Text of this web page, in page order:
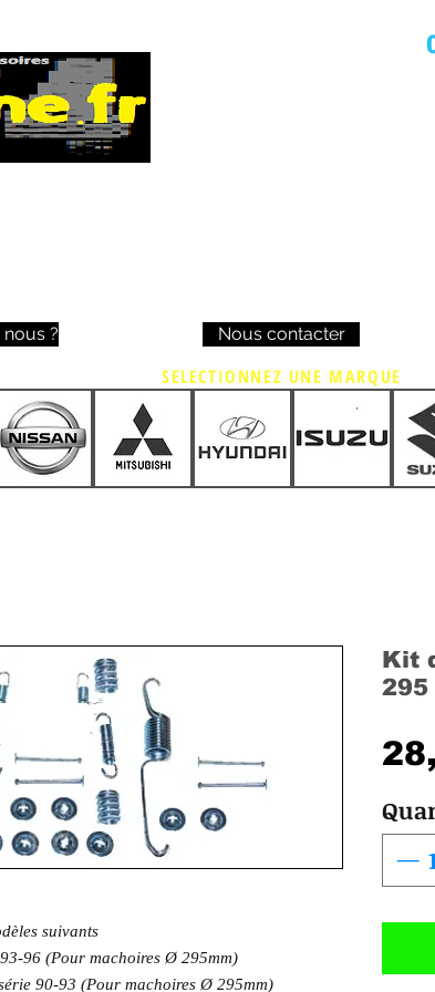
? Nous contacter
SELECTIONNEZ UNE MARQUE
suivants
96 (Pour machoires Ø 295mm)
90-93 (Pour machoires Ø 295mm)
Kit
295